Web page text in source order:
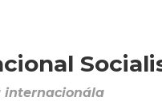
internacionála